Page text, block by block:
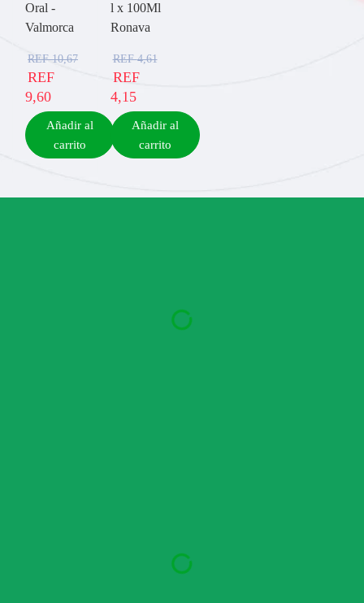
Oral -
Valmorca
REF10,67
REF
9,60
Añadir al
carrito
l x 100Ml
Ronava
REF4,61
REF
4,15
Añadir al
carrito